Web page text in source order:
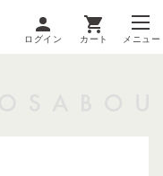
ログイン カート メニュー